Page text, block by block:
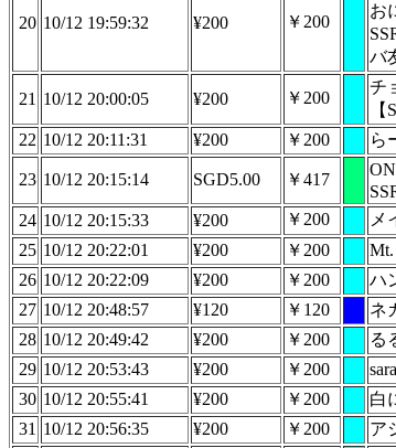
20 10/12 19:59:32 ¥200 ￥200
お
バ
21 10/12 20:00:05 ¥200 ￥200
チ
22 10/12 20:11:31 ¥200 ￥200 ら
23 10/12 20:15:14 SGD5.00 ￥417
24 10/12 20:15:33 ¥200 ￥200 メ
25 10/12 20:22:01 ¥200 ￥200
26 10/12 20:22:09 ¥200 ￥200 ハ
27 10/12 20:48:57 ¥120 ￥120 ネ
28 10/12 20:49:42 ¥200 ￥200 る
29 10/12 20:53:43 ¥200 ￥200 sara
30 10/12 20:55:41 ¥200 ￥200 白
31 10/12 20:56:35 ¥200 ￥200 ア